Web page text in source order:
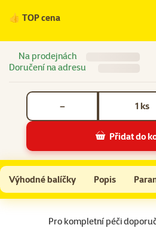
👍 TOP cena
Na prodejnách
Doručení na adresu
ks
−
Přidat do
Šampon Beaphar IMMO Shield antiparazitní
Do košíku
Výhodné balíčky Popis
Na začátek stránky
Pro kompletní péči